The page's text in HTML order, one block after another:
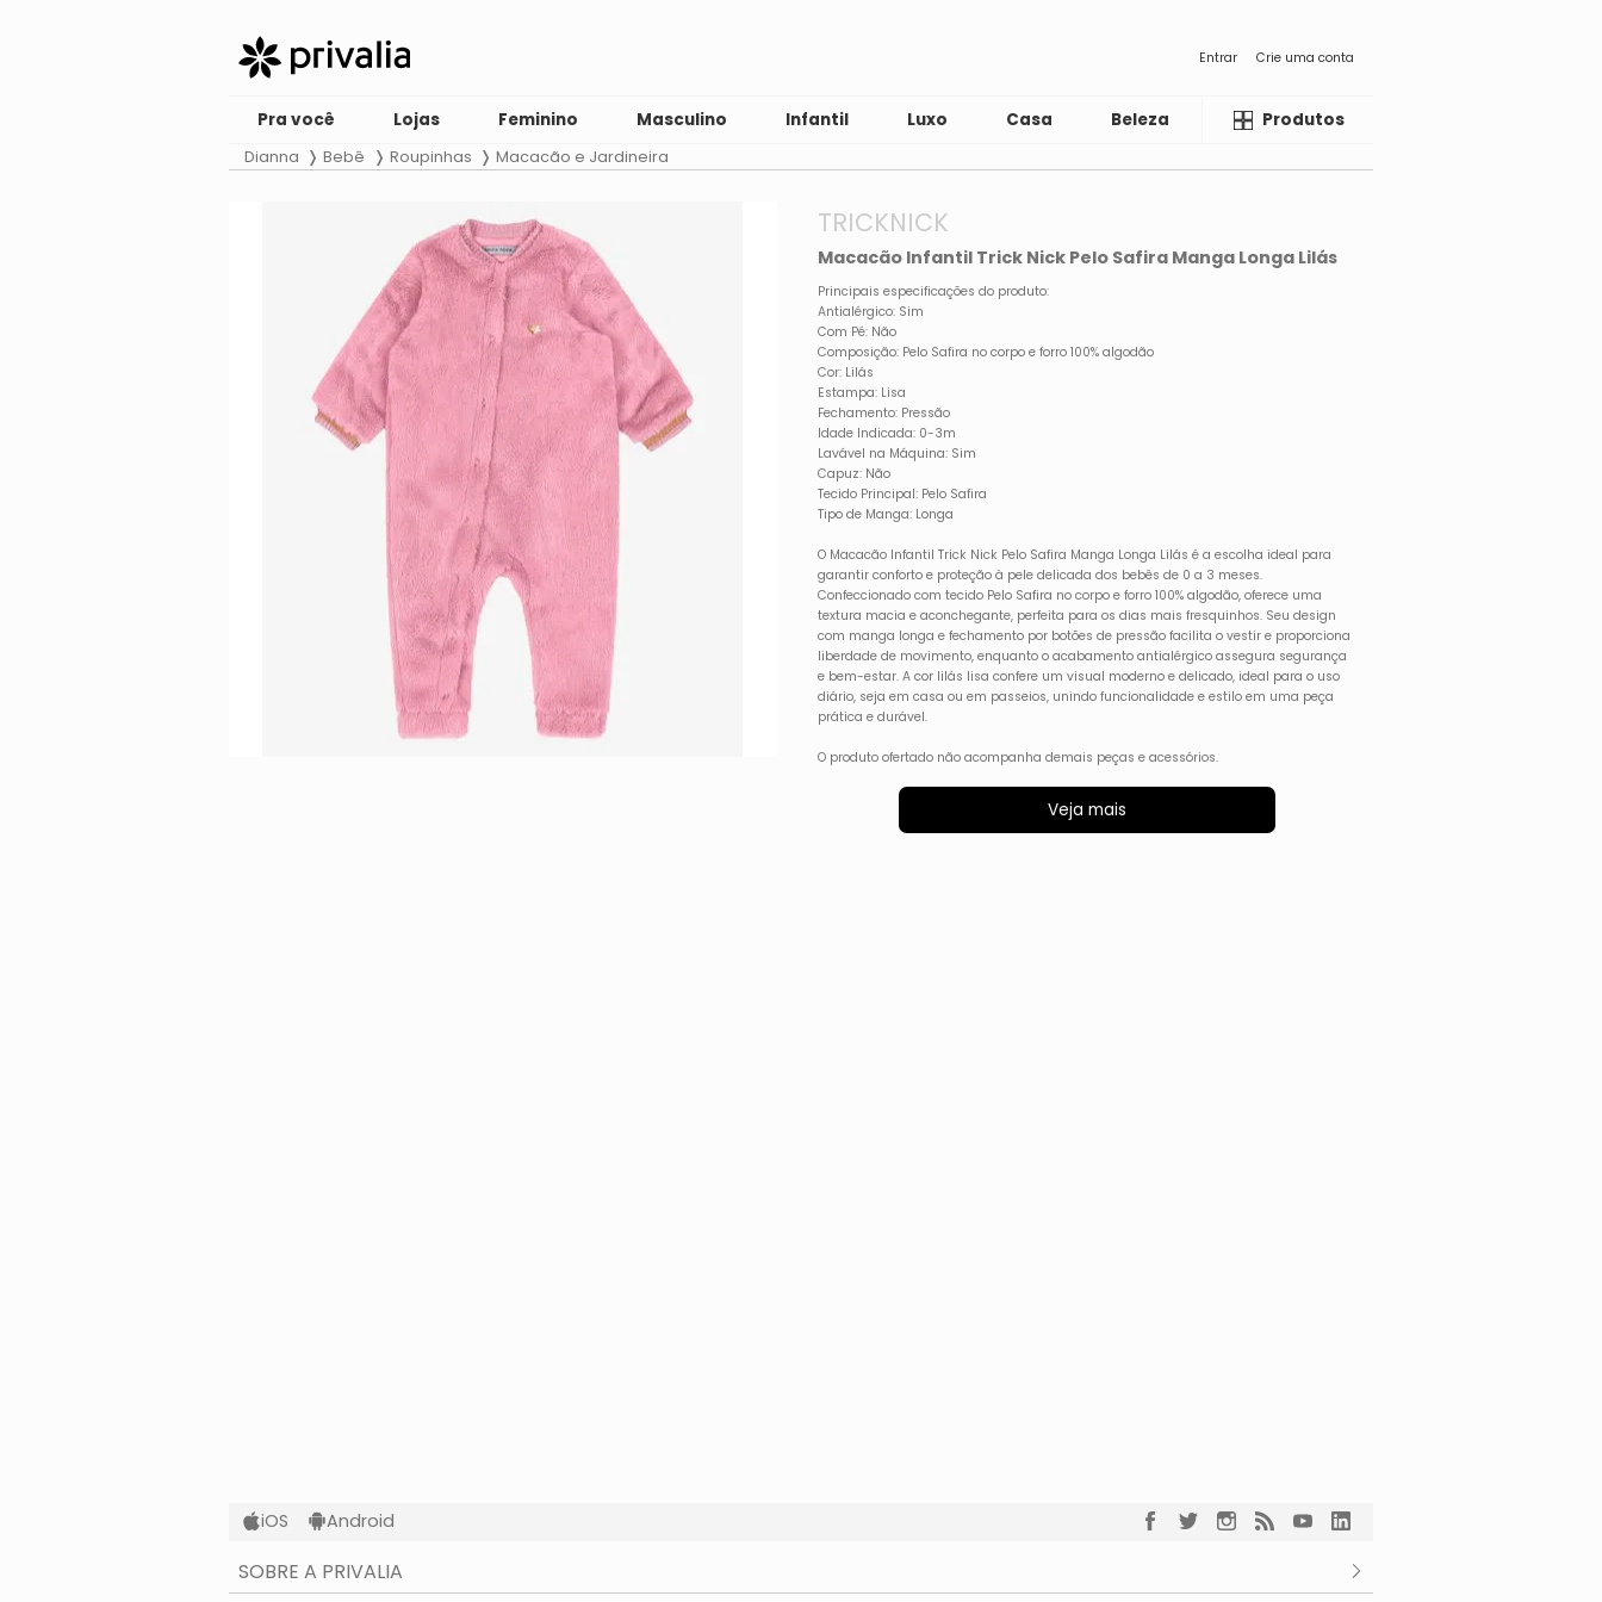
Entrar Crie uma conta
Pra você Lojas Feminino Masculino Infantil Luxo Casa Beleza LiquidaProdutos
Dianna Bebê Roupinhas Macacão e Jardineira
TRICKNICK
Macacão Infantil Trick Nick Pelo Safira Manga Longa Lilás
Principais especificações do produto:
Antialérgico: Sim
Com Pé: Não
Composição: Pelo Safira no corpo e forro 100% algodão
Cor: Lilás
Estampa: Lisa
Fechamento: Pressão
Idade Indicada: 0-3m
Lavável na Máquina: Sim
Capuz: Não
Tecido Principal: Pelo Safira
Tipo de Manga: Longa
O Macacão Infantil Trick Nick Pelo Safira Manga Longa Lilás é a escolha ideal para
garantir conforto e proteção à pele delicada dos bebês de 0 a 3 meses.
Confeccionado com tecido Pelo Safira no corpo e forro 100% algodão, oferece uma
textura macia e aconchegante, perfeita para os dias mais fresquinhos. Seu design
com manga longa e fechamento por botões de pressão facilita o vestir e proporciona
liberdade de movimento, enquanto o acabamento antialérgico assegura segurança
e bem-estar. A cor lilás lisa confere um visual moderno e delicado, ideal para o uso
diário, seja em casa ou em passeios, unindo funcionalidade e estilo em uma peça
prática e durável.
O produto ofertado não acompanha demais peças e acessórios.
Veja mais
iOS Android
SOBRE A PRIVALIA